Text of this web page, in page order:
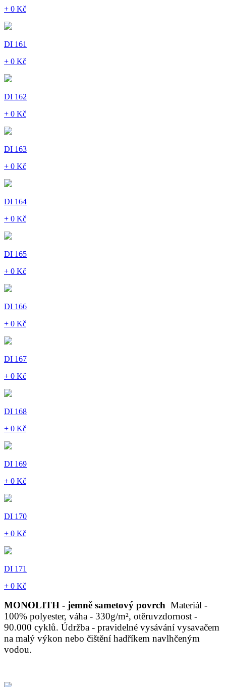
+ 0 Kč
DI 161
+ 0 Kč
DI 162
+ 0 Kč
DI 163
+ 0 Kč
DI 164
+ 0 Kč
DI 165
+ 0 Kč
DI 166
+ 0 Kč
DI 167
+ 0 Kč
DI 168
+ 0 Kč
DI 169
+ 0 Kč
DI 170
+ 0 Kč
DI 171
+ 0 Kč
MONOLITH - jemně sametový povrch Materiál -
100% polyester, váha - 330g/m², otěruvzdornost -
90.000 cyklů. Údržba - pravidelné vysávání vysavačem
na malý výkon nebo čištění hadříkem navlhčeným
vodou.